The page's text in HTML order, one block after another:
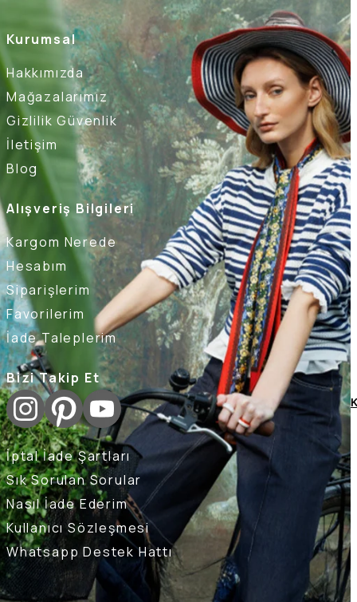
Kurumsal
Hakkımızda
Mağazalarımız
Gizlilik Güvenlik
İletişim
Blog
Alışveriş Bilgileri
Kargom Nerede
Hesabım
Siparişlerim
Favorilerim
İade Taleplerim
Bizi Takip Et
İptal İade Şartları
Sık Sorulan Sorular
Nasıl İade Ederim
Kullanıcı Sözleşmesi
Whatsapp Destek Hattı